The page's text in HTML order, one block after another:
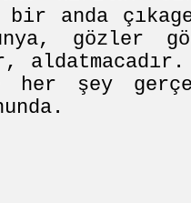
bir anda
gözler
her şey